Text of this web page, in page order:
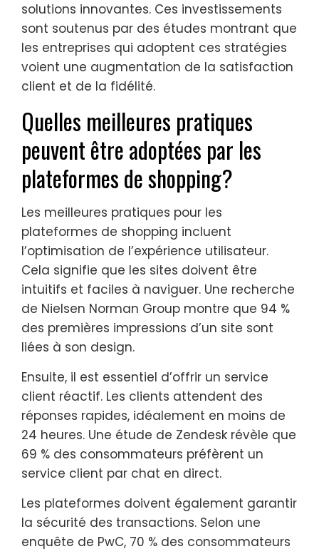
solutions innovantes. Ces investissements
sont soutenus par des études montrant que
les entreprises qui adoptent ces stratégies
voient une augmentation de la satisfaction
client et de la fidélité.
Quelles meilleures pratiques
peuvent être adoptées par les
plateformes de shopping?
Les meilleures pratiques pour les
plateformes de shopping incluent
l’optimisation de l’expérience utilisateur.
Cela signifie que les sites doivent être
intuitifs et faciles à naviguer. Une recherche
de Nielsen Norman Group montre que 94 %
des premières impressions d’un site sont
liées à son design.
Ensuite, il est essentiel d’offrir un service
client réactif. Les clients attendent des
réponses rapides, idéalement en moins de
24 heures. Une étude de Zendesk révèle que
69 % des consommateurs préfèrent un
service client par chat en direct.
Les plateformes doivent également garantir
la sécurité des transactions. Selon une
enquête de PwC, 70 % des consommateurs